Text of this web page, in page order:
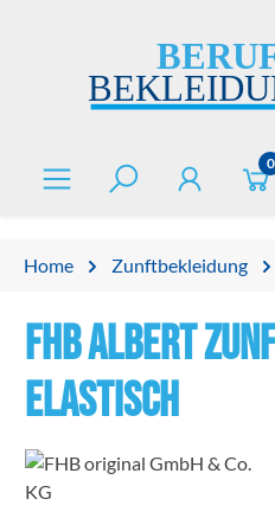
0
Home Zunftbekleidung
FHB ALBERT
elastisch